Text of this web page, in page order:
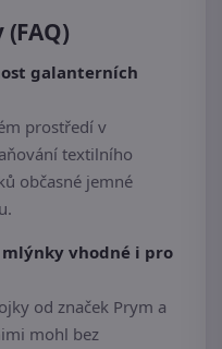
galanterních
prostředí v
textilního
občasné jemné
vhodné i pro
od značek Prym a
mohl bez